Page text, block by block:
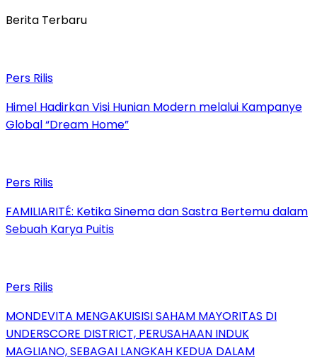
Berita Terbaru
Pers Rilis
Himel Hadirkan Visi Hunian Modern melalui Kampanye
Global “Dream Home”
Pers Rilis
FAMILIARITÉ: Ketika Sinema dan Sastra Bertemu dalam
Sebuah Karya Puitis
Pers Rilis
MONDEVITA MENGAKUISISI SAHAM MAYORITAS DI
UNDERSCORE DISTRICT, PERUSAHAAN INDUK
MAGLIANO, SEBAGAI LANGKAH KEDUA DALAM